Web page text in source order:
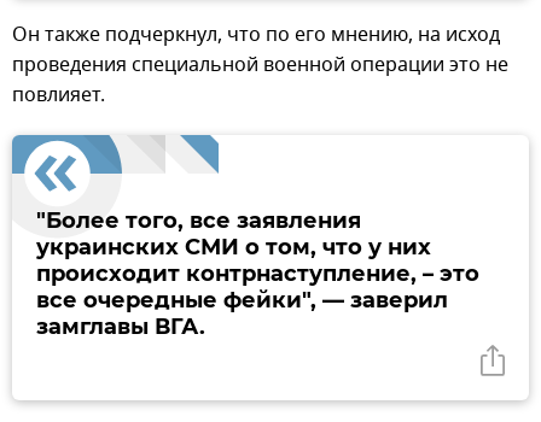
Он также подчеркнул, что по его мнению, на исход
проведения специальной военной операции это не
повлияет.
"Более того, все заявления
украинских СМИ о том, что у них
происходит контрнаступление, – это
все очередные фейки", — заверил
замглавы ВГА.